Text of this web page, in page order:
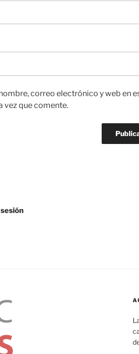
correo electrónico y web en
vez que comente.